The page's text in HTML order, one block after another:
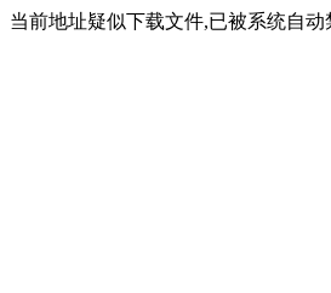
当前地址疑似下载文件,已被系统自